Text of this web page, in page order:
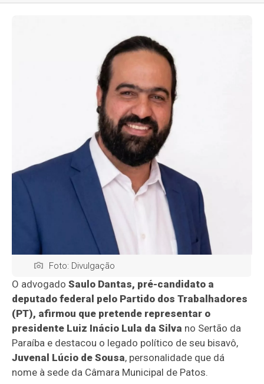
Foto: Divulgação
O advogadoSaulo Dantas, pré-candidato a
deputado federal pelo Partido dos Trabalhadores
(PT), afirmou que pretende representar o
presidente Luiz Inácio Lula da Silva no Sertão da
Paraíba e destacou o legado político de seu bisavô,
Juvenal Lúcio de Sousa, personalidade que dá
nome à sede da Câmara Municipal de Patos.